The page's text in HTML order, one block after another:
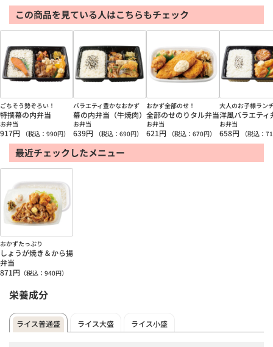
この商品を見ている人はこちらもチェック
ごちそう勢ぞろい！
特撰幕の内弁当
お弁当
917円 （税込： 990円）
バラエティ豊かなおかず
幕の内弁当（牛焼肉）
お弁当
639円 （税込： 690円）
おかず全部のせ！
全部のせのりタル弁当
お弁当
621円 （税込： 670円）
大人のお子様ラン
洋風バラエティ
お弁当
658円 （税込：
最近チェックしたメニュー
おかずたっぷり
しょうが焼き＆から揚
弁当
871円 （税込： 940円）
栄養成分
ライス普通盛 ライス大盛 ライス小盛